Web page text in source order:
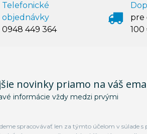
Telefonické
objednávky
0948 449 364
pre
100
novinky priamo na váš
informácie vždy medzi prvými
spracovávať len za týmto účelom v